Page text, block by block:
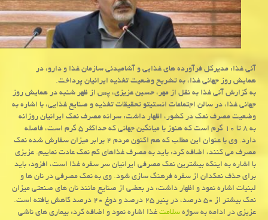
آنی غذا: مدیركل فرآورده های غذایی و آشامیدنی سازمان غذا و دارو، در
همایش روز جهانی غذا، به تشریح وضعیت تغذیه ایرانیان پرداخت.
به گزارش آنی غذا به نقل از مهر، حسین عزیزی، پس از ظهر شنبه در همایش روز
جهانی غذا، در سالن اجتماعات انستیتو تحقیقات تغذیه و صنایع غذایی، با اشاره به
وضعیت مصرف نمك در كشور، اظهار داشت: سرانه مصرف نمك ایرانیان روزانه
به ۸ تا ۱۰ گرم است كه هنوز با میانگین جهانی كه حداكثر ۵ گرم است، فاصله
دارد. وی با عنوان این مطلب كه هم اكنون مردم ۲ برابر میزان سفارش شده نمك
مصرف می كنند، اضافه كرد: باید به مصرف غذاهای كم نمك عادت نماییم. عزیزی
با اشاره به اینكه بیشترین نمك مصرفی ایرانیان سر سفره غذا است، افزود: باید
برای حذف نمكدان از سفره فرهنگ سازی شود. وی به نمك مصرفی در نان ها و
لبنیات اشاره نمود و اظهار داشت: در بعضی از صنایع مانند نان های صنعتی میزان
نمك بیشتر از ۵۰ درصد، در پنیر ۲۵ درصد و دوغ ۲۰ درصد كاهش یافته است.
عزیزی در ادامه به سوژهسلامتغذا اشاره نمود و اضافه كرد: بیماری های ناشی